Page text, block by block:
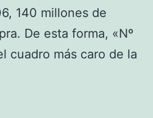
140 millones de
De esta forma, «Nº
cuadro más caro de la